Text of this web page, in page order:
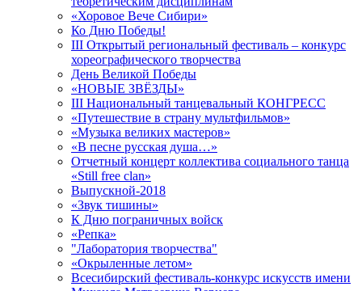
«Хоровое Вече Сибири»
Ко Дню Победы!
III Открытый региональный фестиваль – конкурс
хореографического творчества
День Великой Победы
«НОВЫЕ ЗВЁЗДЫ»
III Национальный танцевальный КОНГРЕСС
«Путешествие в страну мультфильмов»
«Музыка великих мастеров»
«В песне русская душа…»
Отчетный концерт коллектива социального танца
«Still free clan»
Выпускной-2018
«Звук тишины»
К Дню пограничных войск
«Репка»
"Лаборатория творчества"
«Окрыленные летом»
Всесибирский фестиваль-конкурс искусств имени